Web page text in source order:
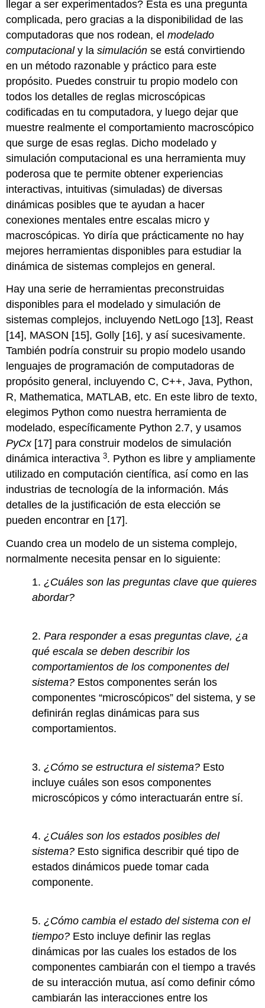
llegar a ser experimentados? Esta es una pregunta
complicada, pero gracias a la disponibilidad de las
computadoras que nos rodean, elmodelado
computacionaly lasimulación se está convirtiendo
en un método razonable y práctico para este
propósito. Puedes construir tu propio modelo con
todos los detalles de reglas microscópicas
codificadas en tu computadora, y luego dejar que
muestre realmente el comportamiento macroscópico
que surge de esas reglas. Dicho modelado y
simulación computacional es una herramienta muy
poderosa que te permite obtener experiencias
interactivas, intuitivas (simuladas) de diversas
dinámicas posibles que te ayudan a hacer
conexiones mentales entre escalas micro y
macroscópicas. Yo diría que prácticamente no hay
mejores herramientas disponibles para estudiar la
dinámica de sistemas complejos en general.
Hay una serie de herramientas preconstruidas
disponibles para el modelado y simulación de
sistemas complejos, incluyendo NetLogo [13], Reast
[14], MASON [15], Golly [16], y así sucesivamente.
También podría construir su propio modelo usando
lenguajes de programación de computadoras de
propósito general, incluyendo C, C++, Java, Python,
R, Mathematica, MATLAB, etc. En este libro de texto,
elegimos Python como nuestra herramienta de
modelado, específicamente Python 2.7, y usamos
PyCx[17] para construir modelos de simulación
dinámica interactiva3. Python es libre y ampliamente
utilizado en computación científica, así como en las
industrias de tecnología de la información. Más
detalles de la justificación de esta elección se
pueden encontrar en [17].
Cuando crea un modelo de un sistema complejo,
normalmente necesita pensar en lo siguiente:
1.¿Cuáles son las preguntas clave que quieres
abordar?
2.Para responder a esas preguntas clave, ¿a
qué escala se deben describir los
comportamientos de los componentes del
sistema? Estos componentes serán los
componentes “microscópicos” del sistema, y se
definirán reglas dinámicas para sus
comportamientos.
3.¿Cómo se estructura el sistema? Esto
incluye cuáles son esos componentes
microscópicos y cómo interactuarán entre sí.
4.¿Cuáles son los estados posibles del
sistema? Esto significa describir qué tipo de
estados dinámicos puede tomar cada
componente.
5.¿Cómo cambia el estado del sistema con el
tiempo? Esto incluye definir las reglas
dinámicas por las cuales los estados de los
componentes cambiarán con el tiempo a través
de su interacción mutua, así como definir cómo
cambiarán las interacciones entre los